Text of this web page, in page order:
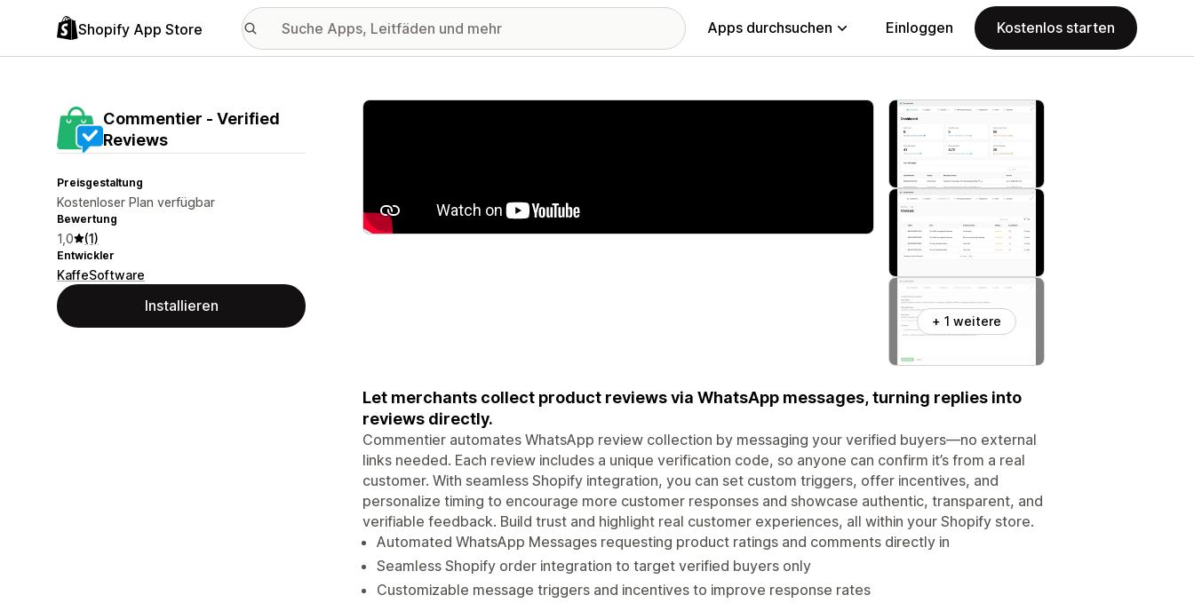
Shopify App Store Apps durchsuchen Einloggen Kostenlos starten
Commentier ‑ Verified
Reviews
Preisgestaltung
Kostenloser Plan verfügbar
Bewertung
1,0 (1)
Entwickler
KaffeSoftware
Installieren
Vorgestellte Bildergalerie
+ 1 weitere
Let merchants collect product reviews via WhatsApp messages, turning replies into
reviews directly.
Commentier automates WhatsApp review collection by messaging your verified buyers—no external
links needed. Each review includes a unique verification code, so anyone can confirm it’s from a real
customer. With seamless Shopify integration, you can set custom triggers, offer incentives, and
personalize timing to encourage more customer responses and showcase authentic, transparent, and
verifiable feedback. Build trust and highlight real customer experiences, all within your Shopify store.
Automated WhatsApp Messages requesting product ratings and comments directly in
Seamless Shopify order integration to target verified buyers only
Customizable message triggers and incentives to improve response rates